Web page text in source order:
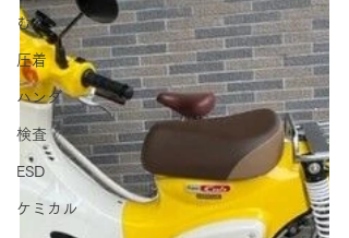
むく
圧着
ハンダ
検査
ESD
ケミカル